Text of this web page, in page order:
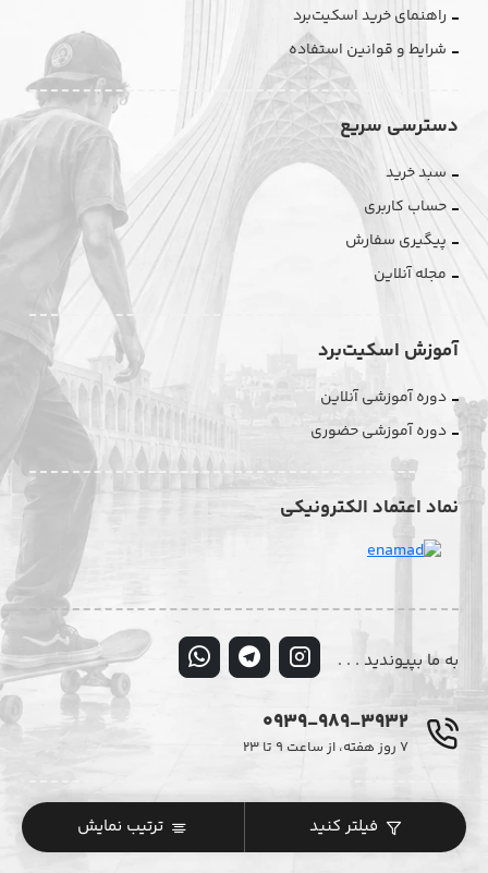
فیلتر کنید ترتیب نمایش
راهنمای خرید اسکیت‌برد
شرایط و قوانین استفاده
دسترسی سریع
سبد خرید
حساب کاربری
پیگیری سفارش
مجله آنلاین
آموزش اسکیت‌برد
دوره آموزشی آنلاین
دوره آموزشی حضوری
نماد اعتماد الکترونیکی
به ما بپیوندید . . .
0939-989-3932
۷ روز هفته، از ساعت ۹ تا ۲۳
© تمامی حقوق این وبسایت متعلق به فروشگاه اینترنتی دیزایر می‌باشد.
کپی‌برداری و استفاده از محتوا با ذکر منبع و لینک به دیزایر مجاز است.